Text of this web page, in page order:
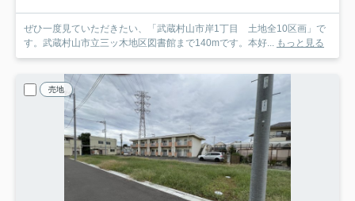
ぜひ一度見ていただきたい、「武蔵村山市岸1丁目 土地全10区画」で
す。武蔵村山市立三ッ木地区図書館まで140mです。本好... もっと見る
売地